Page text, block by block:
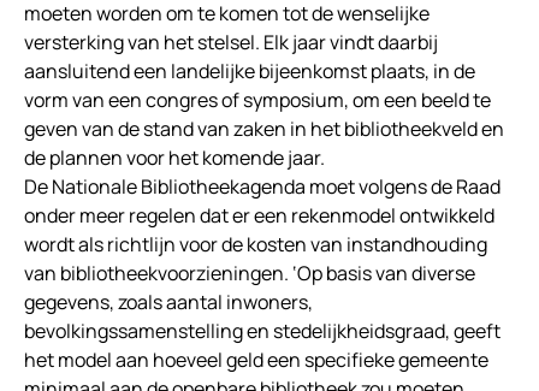
moeten worden om te komen tot de wenselijke
versterking van het stelsel. Elk jaar vindt daarbij
aansluitend een landelijke bijeenkomst plaats, in de
vorm van een congres of symposium, om een beeld te
geven van de stand van zaken in het bibliotheekveld en
de plannen voor het komende jaar.
De Nationale Bibliotheekagenda moet volgens de Raad
onder meer regelen dat er een rekenmodel ontwikkeld
wordt als richtlijn voor de kosten van instandhouding
van bibliotheekvoorzieningen. ‘Op basis van diverse
gegevens, zoals aantal inwoners,
bevolkingssamenstelling en stedelijkheidsgraad, geeft
het model aan hoeveel geld een specifieke gemeente